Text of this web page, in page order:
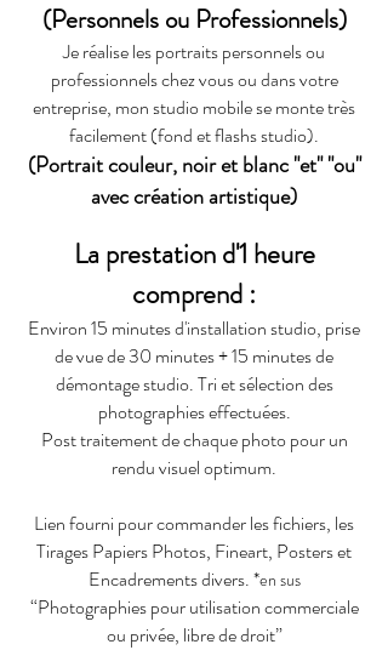
(Personnels ou Professionnels)
Je réalise les portraits personnels ou
professionnels chez vous ou dans votre
entreprise, mon studio mobile se monte très
facilement (fond et flashs studio).
(Portrait couleur, noir et blanc "et" "ou"
avec création artistique)
La prestation d'1 heure
comprend :
Environ 15 minutes d'installation studio, prise
de vue de 30 minutes + 15 minutes de
démontage studio.Tri et sélection des
photographies effectuées.
Post traitement de chaque photo pour un
rendu visuel optimum.
Lien fourni pour commander les fichiers, les
Tirages Papiers Photos, Fineart, Posters et
Encadrements divers. *en sus
“Photographies pour utilisation commerciale
ou privée, libre de droit”